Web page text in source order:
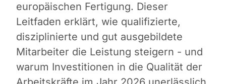
europäischen Fertigung. Dieser
Leitfaden erklärt, wie qualifizierte,
disziplinierte und gut ausgebildete
Mitarbeiter die Leistung steigern - und
warum Investitionen in die Qualität der